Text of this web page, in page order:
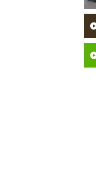
ッ
ト
可
巻
６
万
円